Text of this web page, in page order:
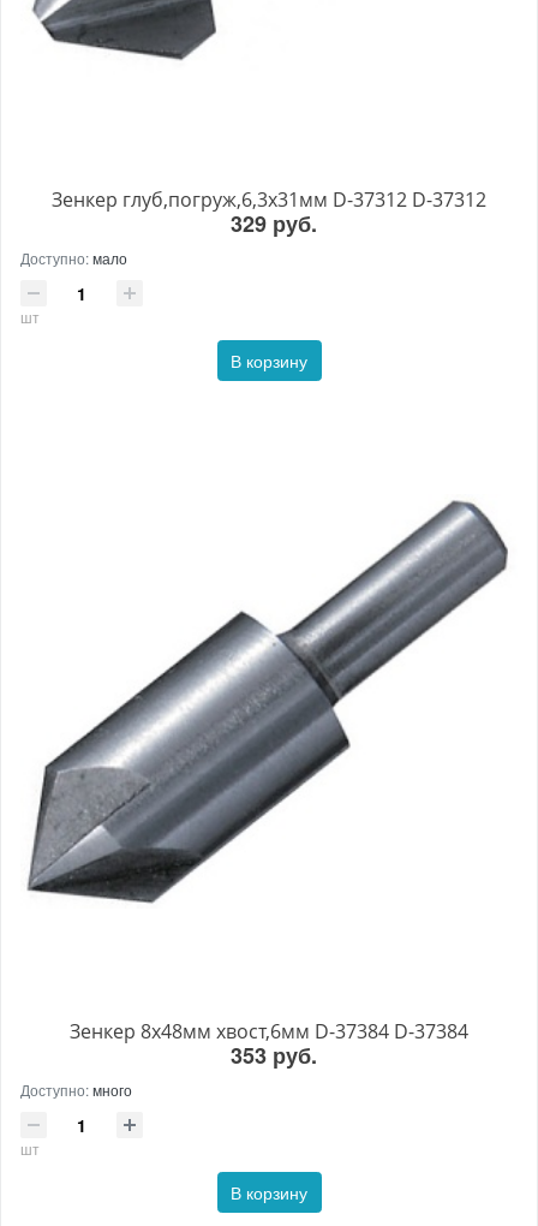
Зенкер глуб,погруж,6,3х31мм D-37312 D-37312
329 руб.
Доступно:мало
шт
В корзину
Зенкер 8х48мм хвост,6мм D-37384 D-37384
353 руб.
Доступно:много
шт
В корзину